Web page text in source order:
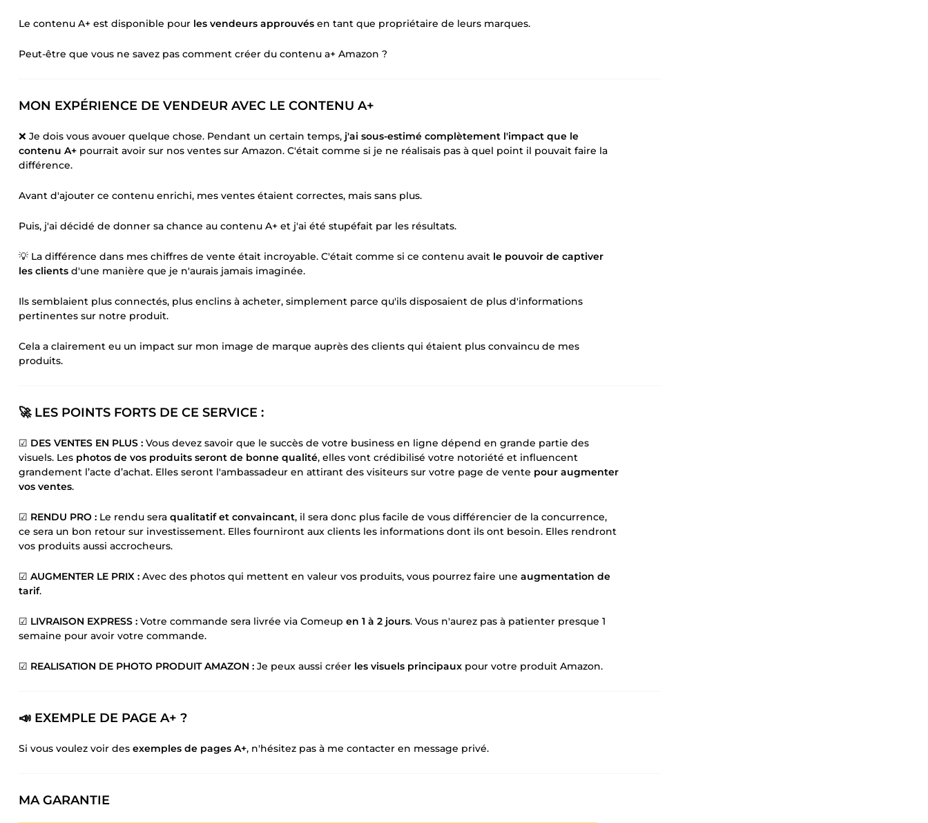
Le contenu A+ est disponible pour les vendeurs approuvés en tant que propriétaire de leurs marques.
Peut-être que vous ne savez pas comment créer du contenu a+ Amazon ?
MON EXPÉRIENCE DE VENDEUR AVEC LE CONTENU A+
❌ Je dois vous avouer quelque chose. Pendant un certain temps, j'ai sous-estimé complètement l'impact que le
contenu A+ pourrait avoir sur nos ventes sur Amazon. C'était comme si je ne réalisais pas à quel point il pouvait faire la
différence.
Avant d'ajouter ce contenu enrichi, mes ventes étaient correctes, mais sans plus.
Puis, j'ai décidé de donner sa chance au contenu A+ et j'ai été stupéfait par les résultats.
💡 La différence dans mes chiffres de vente était incroyable. C'était comme si ce contenu avait le pouvoir de captiver
les clients d'une manière que je n'aurais jamais imaginée.
Ils semblaient plus connectés, plus enclins à acheter, simplement parce qu'ils disposaient de plus d'informations
pertinentes sur notre produit.
Cela a clairement eu un impact sur mon image de marque auprès des clients qui étaient plus convaincu de mes
produits.
🚀 LES POINTS FORTS DE CE SERVICE :
☑ DES VENTES EN PLUS : Vous devez savoir que le succès de votre business en ligne dépend en grande partie des
visuels. Les photos de vos produits seront de bonne qualité, elles vont crédibilisé votre notoriété et influencent
grandement l’acte d’achat. Elles seront l'ambassadeur en attirant des visiteurs sur votre page de vente pour augmenter
vos ventes.
☑ RENDU PRO : Le rendu sera qualitatif et convaincant, il sera donc plus facile de vous différencier de la concurrence,
ce sera un bon retour sur investissement. Elles fourniront aux clients les informations dont ils ont besoin. Elles rendront
vos produits aussi accrocheurs.
☑ AUGMENTER LE PRIX : Avec des photos qui mettent en valeur vos produits, vous pourrez faire une augmentation de
tarif.
☑ LIVRAISON EXPRESS : Votre commande sera livrée via Comeup en 1 à 2 jours. Vous n'aurez pas à patienter presque 1
semaine pour avoir votre commande.
☑ REALISATION DE PHOTO PRODUIT AMAZON : Je peux aussi créer les visuels principaux pour votre produit Amazon.
📣 EXEMPLE DE PAGE A+ ?
Si vous voulez voir des exemples de pages A+, n'hésitez pas à me contacter en message privé.
MA GARANTIE